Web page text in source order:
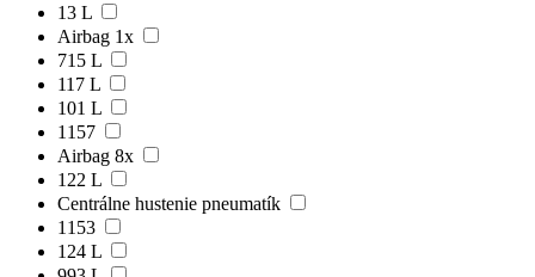
13 L
Airbag 1x
715 L
117 L
101 L
1157
Airbag 8x
122 L
Centrálne hustenie pneumatík
1153
124 L